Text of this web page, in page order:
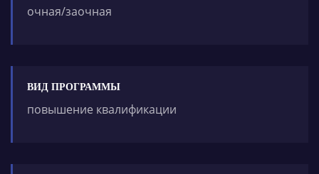
очная/заочная
ВИД ПРОГРАММЫ
повышение квалификации